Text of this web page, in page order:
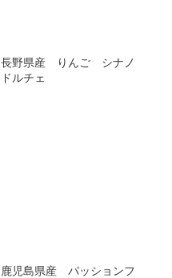
長野県産 りんご シナノ
ドルチェ
鹿児島県産 パッションフ